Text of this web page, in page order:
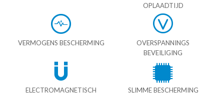
OPLAADTIJD
VERMOGENS BESCHERMING
OVERSPANNINGS
BEVEILIGING
ELECTROMAGNETISCH SLIMME BESCHERMING